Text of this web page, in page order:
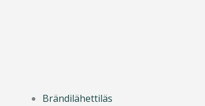
Brändilähettiläs